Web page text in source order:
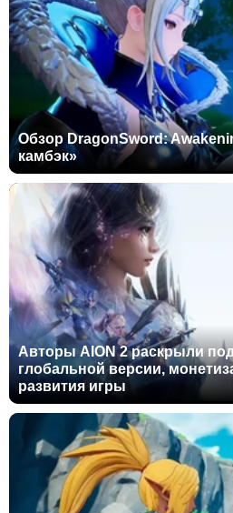
Обзор DragonSword:
камбэк»
Авторы AION 2 раскрыли
глобальной версии,
развития игры